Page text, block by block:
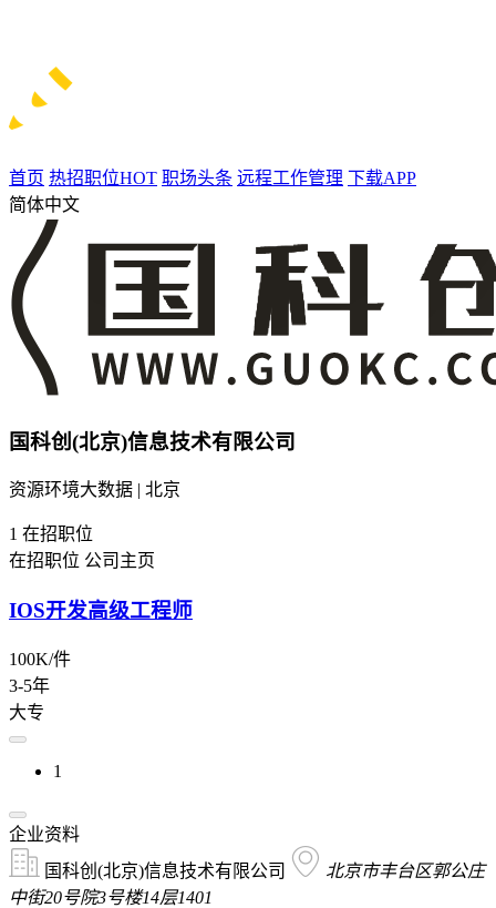
首页 热招职位HOT 职场头条 远程工作管理 下载APP
简体中文
国科创(北京)信息技术有限公司
资源环境大数据 | 北京
1 在招职位
在招职位 公司主页
IOS开发高级工程师
100K/件
3-5年
大专
1
企业资料
国科创(北京)信息技术有限公司
北京市丰台区郭公庄
中街20号院3号楼14层1401